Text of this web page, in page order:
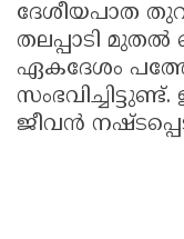
ദേശീയപാത
തലപ്പാടി
ഏകദേശം
ജീവൻ